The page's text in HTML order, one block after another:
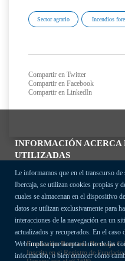
INFORMACIÓN ACERCA
UTILIZADAS
Le informamos que en el transcurso
Ibercaja, se utilizan cookies propias y
cuales se almacenan en el dispositivo
datos se utilizan exclusivamente para
interacciones de la navegación en un
actualizados y recuperados. En el
Web implica que acepta el uso de las
información, o bien conocer cómo
Sector agrario Incendios
Compartir en Twitter
Compartir en Facebook
Compartir en LinkedIn
Fundación Bancaria Ibercaja
Inscrita en el Registro de